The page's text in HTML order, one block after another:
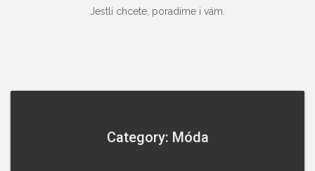
Jestli chcete, poradíme i vám.
Category: Móda